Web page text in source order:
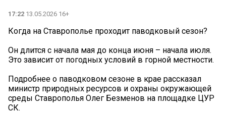
17:22 13.05.2026 16+
Когда на Ставрополье проходит паводковый сезон?
Он длится с начала мая до конца июня – начала июля.
Это зависит от погодных условий в горной местности.
Подробнее о паводковом сезоне в крае рассказал
министр природных ресурсов и охраны окружающей
среды Ставрополья Олег Безменов на площадке ЦУР
СК.